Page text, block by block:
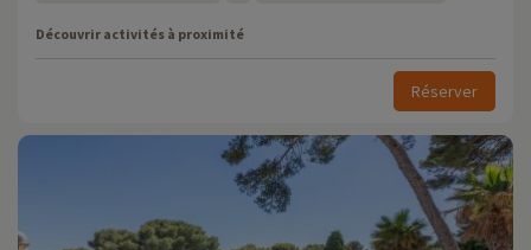
Découvrir activités à proximité
Réserver